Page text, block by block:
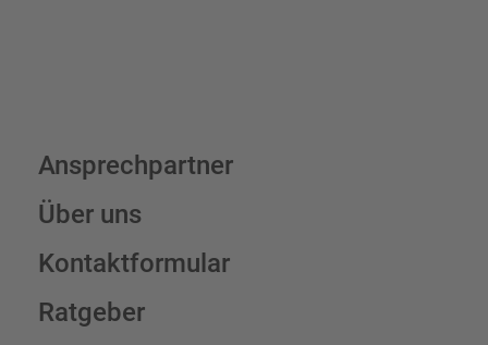
Ansprechpartner
Über uns
Kontaktformular
Ratgeber